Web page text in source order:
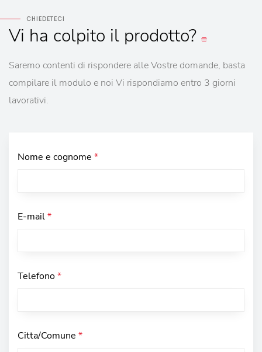
CHIEDETECI
Vi ha colpito il prodotto?
Saremo contenti di rispondere alle Vostre domande, basta
compilare il modulo e noi Vi rispondiamo entro 3 giorni
lavorativi.
Nome e cognome *
E-mail*
Telefono*
Citta/Comune *